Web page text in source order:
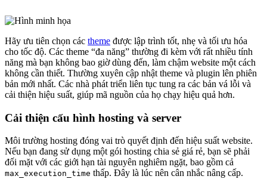
Hãy ưu tiên chọn các theme được lập trình tốt, nhẹ và tối ưu hóa
cho tốc độ. Các theme “đa năng” thường đi kèm với rất nhiều tính
năng mà bạn không bao giờ dùng đến, làm chậm website một cách
không cần thiết. Thường xuyên cập nhật theme và plugin lên phiên
bản mới nhất. Các nhà phát triển liên tục tung ra các bản vá lỗi và
cải thiện hiệu suất, giúp mã nguồn của họ chạy hiệu quả hơn.
Cải thiện cấu hình hosting và server
Môi trường hosting đóng vai trò quyết định đến hiệu suất website.
Nếu bạn đang sử dụng một gói hosting chia sẻ giá rẻ, bạn sẽ phải
đối mặt với các giới hạn tài nguyên nghiêm ngặt, bao gồm cả
max_execution_time thấp. Đây là lúc nên cân nhắc nâng cấp.